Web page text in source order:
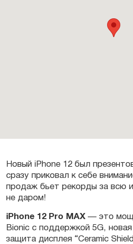
Новый iPhone 12 был
сразу приковал к себе
продаж бьет рекорды за всю
не даром!
iPhone 12 Pro MAX— это
Bionic с поддержкой 5G,
защита дисплея “Ceramic